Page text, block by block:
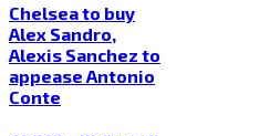
Chelsea to buy
Alex Sandro,
Alexis Sanchez to
appease Antonio
Conte